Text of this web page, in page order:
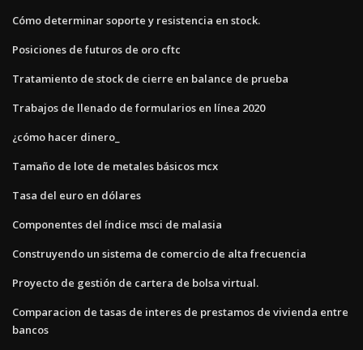
Cómo determinar soporte y resistencia en stock.
Posiciones de futuros de oro cftc
Tratamiento de stock de cierre en balance de prueba
Trabajos de llenado de formularios en línea 2020
¿cómo hacer dinero_
Tamaño de lote de metales básicos mcx
Tasa del euro en dólares
Componentes del índice msci de malasia
Construyendo un sistema de comercio de alta frecuencia
Proyecto de gestión de cartera de bolsa virtual.
Comparacion de tasas de interes de prestamos de vivienda entre
bancos